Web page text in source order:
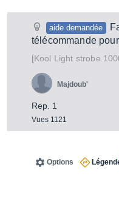
aide demandée
télécommande
[Kool Light strobe
Rep. 1
Vues 1121
Majdoub'
Options